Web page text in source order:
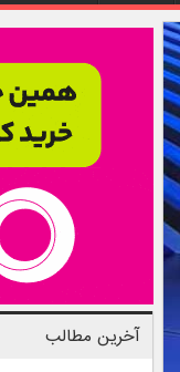
آخرین مطالب